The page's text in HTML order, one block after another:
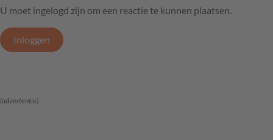
U moet ingelogd zijn om een reactie te kunnen plaatsen.
Inloggen
(advertentie)